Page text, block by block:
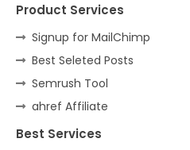
Product Services
Signup for MailChimp
Best Seleted Posts
Semrush Tool
ahref Affiliate
Best Services